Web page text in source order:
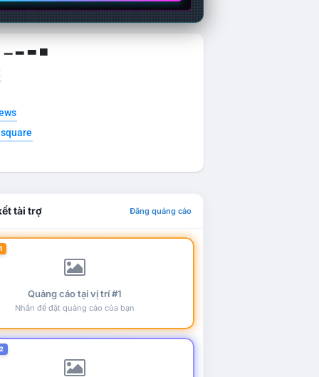
▁ ▂ ▃ ▄
tài trợ Đăng quảng cáo
Quảng cáo tại vị trí #1
Nhấn để đặt quảng cáo của bạn